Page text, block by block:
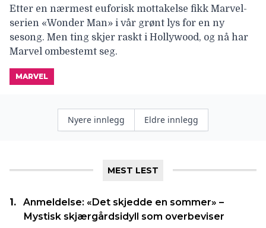
Etter en nærmest euforisk mottakelse fikk Marvel-
serien «Wonder Man» i vår grønt lys for en ny
sesong. Men ting skjer raskt i Hollywood, og nå har
Marvel ombestemt seg.
MARVEL
Innleggnavigasjon
Nyere innlegg Eldre innlegg
MEST LEST
Anmeldelse: «Det skjedde en sommer» –
Mystisk skjærgårdsidyll som overbeviser